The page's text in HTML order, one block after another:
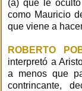
(a) que le
como Mauricio
que viene a
ROBERTO
interpretó a
a menos que
contrincante,